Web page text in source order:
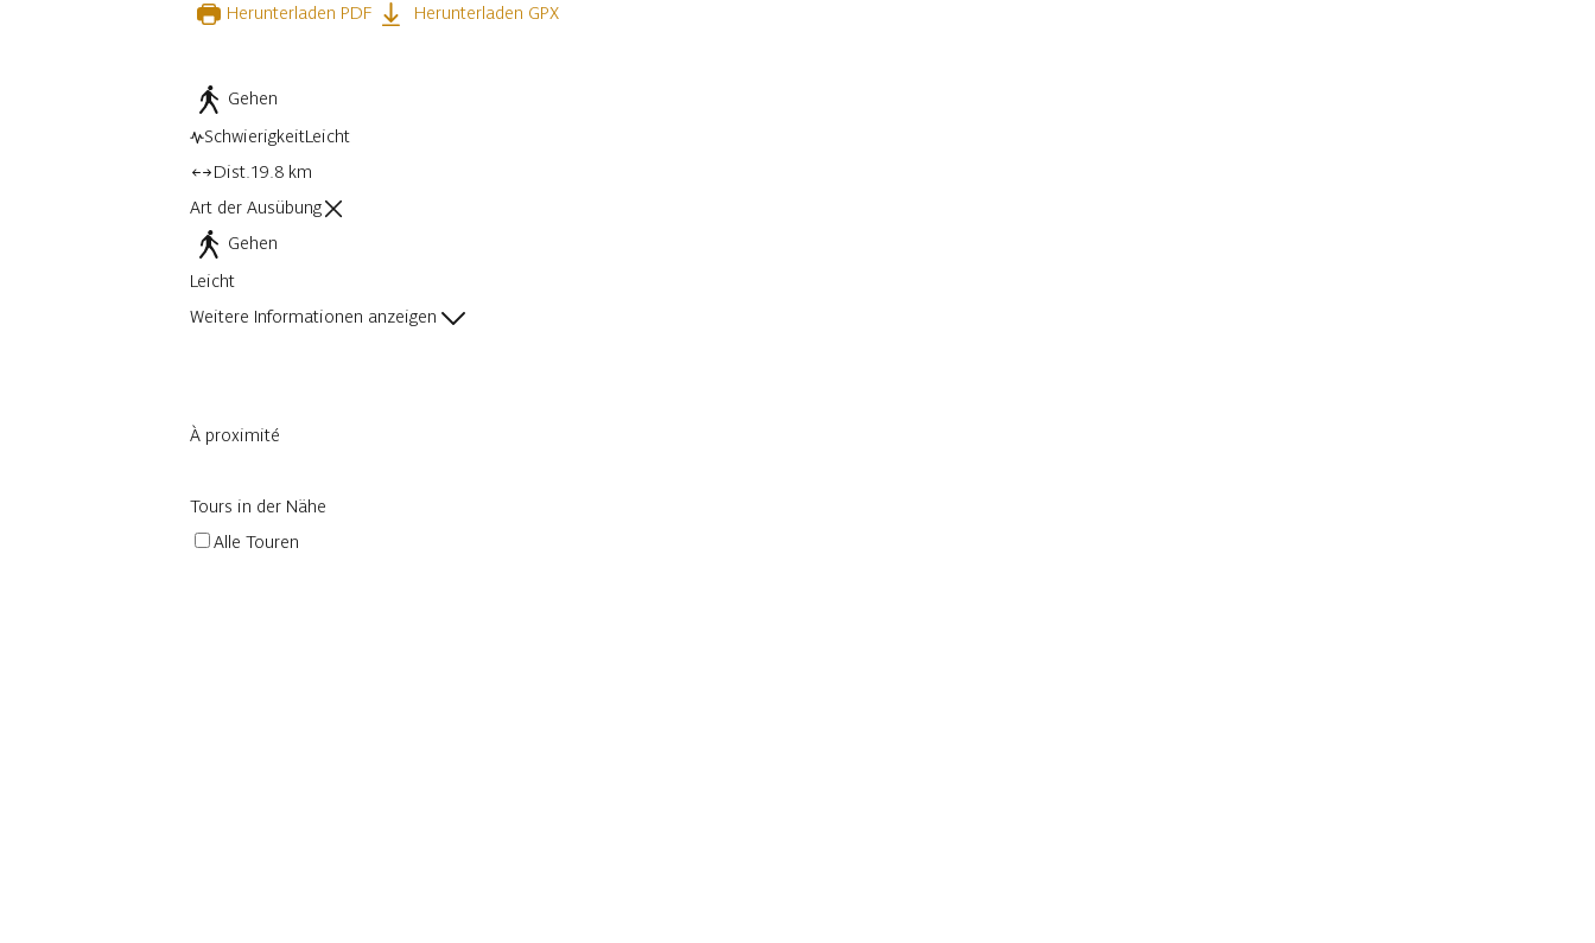
Herunterladen PDF Herunterladen GPX
Gehen
SchwierigkeitLeicht
Dist.19.8 km
Art der Ausübung
Gehen
Leicht
Weitere Informationen anzeigen
À proximité
Tours in der Nähe
Alle Touren